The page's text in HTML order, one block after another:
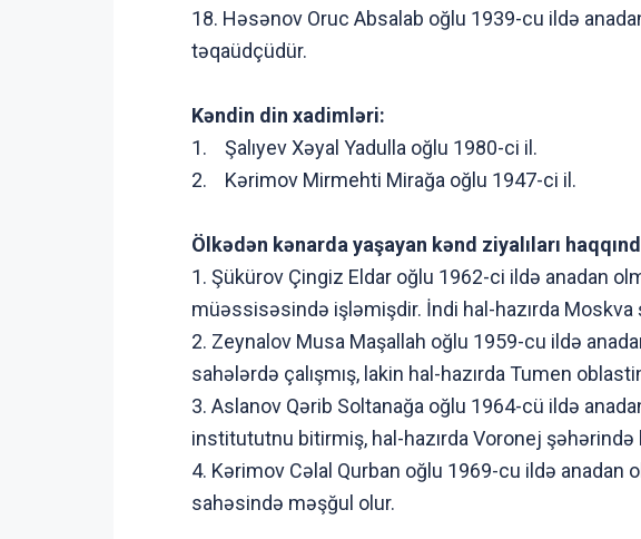
18. Həsənov Oruc Absalab oğlu 1939-cu ildə
təqaüdçüdür.
Kəndin din xadimləri:
1. Şalıyev Xəyal Yadulla oğlu 1980-ci il.
2. Kərimov Mirmehti Mirağa oğlu 1947-ci il.
Ölkədən kənarda yaşayan kənd ziyalıları
1. Şükürov Çingiz Eldar oğlu 1962-ci ildə anadan
müəssisəsində işləmişdir. İndi hal-hazırda
2. Zeynalov Musa Maşallah oğlu 1959-cu ildə
sahələrdə çalışmış, lakin hal-hazırda Tumen
3. Aslanov Qərib Soltanağa oğlu 1964-cü ildə
institututnu bitirmiş, hal-hazırda Voronej
4. Kərimov Cəlal Qurban oğlu 1969-cu ildə anadan
sahəsində məşğul olur.